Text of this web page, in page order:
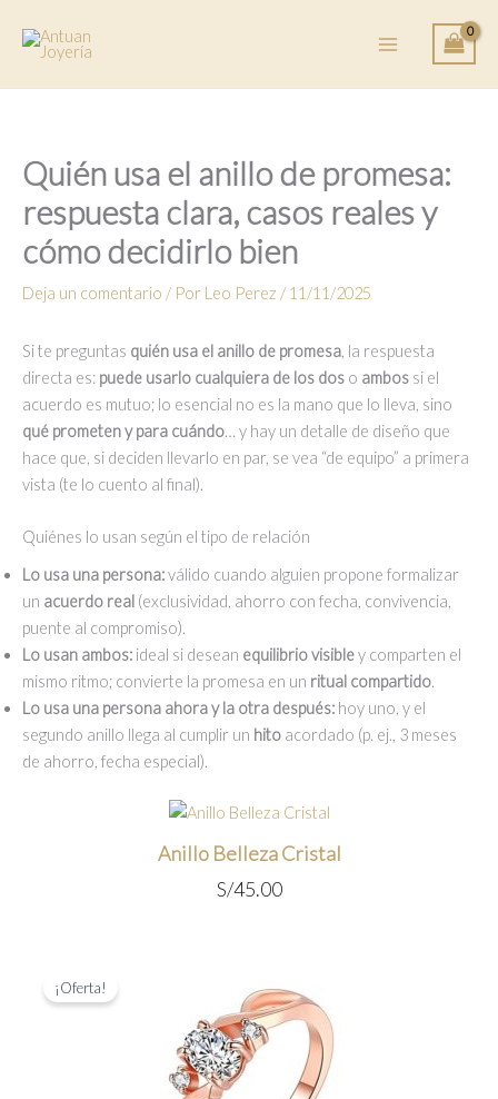
contenido
Quién usa el anillo de promesa:
respuesta clara, casos reales y
cómo decidirlo bien
Deja un comentario / Por Leo Perez / 11/11/2025
Si te preguntas quién usa el anillo de promesa, la respuesta
directa es: puede usarlo cualquiera de los dos o ambos si el
acuerdo es mutuo; lo esencial no es la mano que lo lleva, sino
qué prometen y para cuándo… y hay un detalle de diseño que
hace que, si deciden llevarlo en par, se vea “de equipo” a primera
vista (te lo cuento al final).
Quiénes lo usan según el tipo de relación
Lo usa una persona:válido cuando alguien propone formalizar
un acuerdo real (exclusividad, ahorro con fecha, convivencia,
puente al compromiso).
Lo usan ambos: ideal si desean equilibrio visibley comparten el
mismo ritmo; convierte la promesa en un ritual compartido.
Lo usa una persona ahora y la otra después: hoy uno, y el
segundo anillo llega al cumplir un hito acordado (p. ej., 3 meses
de ahorro, fecha especial).
Anillo Belleza Cristal
S/45.00
¡Oferta!